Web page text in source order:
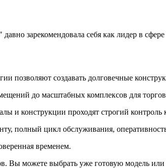
зарекомендовала себя как лидер в
позволяют создавать долговечные
до масштабных комплексов для
и конструкции проходят строгий контроль
полный цикл обслуживания,
временем.
Вы можете выбрать уже готовую модель